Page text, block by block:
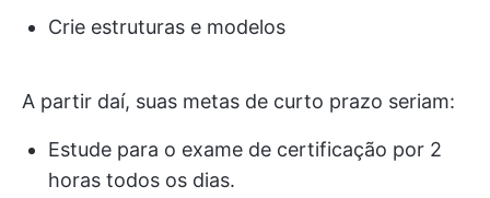
Crie estruturas e modelos
A partir daí, suas metas de curto prazo seriam:
Estude para o exame de certificação por 2
horas todos os dias.